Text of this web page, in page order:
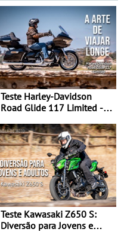
Teste Harley-Davidson
Road Glide 117 Limited - A
Teste Kawasaki Z650 S:
Diversão para Jovens e